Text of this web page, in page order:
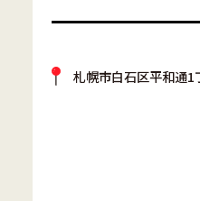
札幌市白石区平和通